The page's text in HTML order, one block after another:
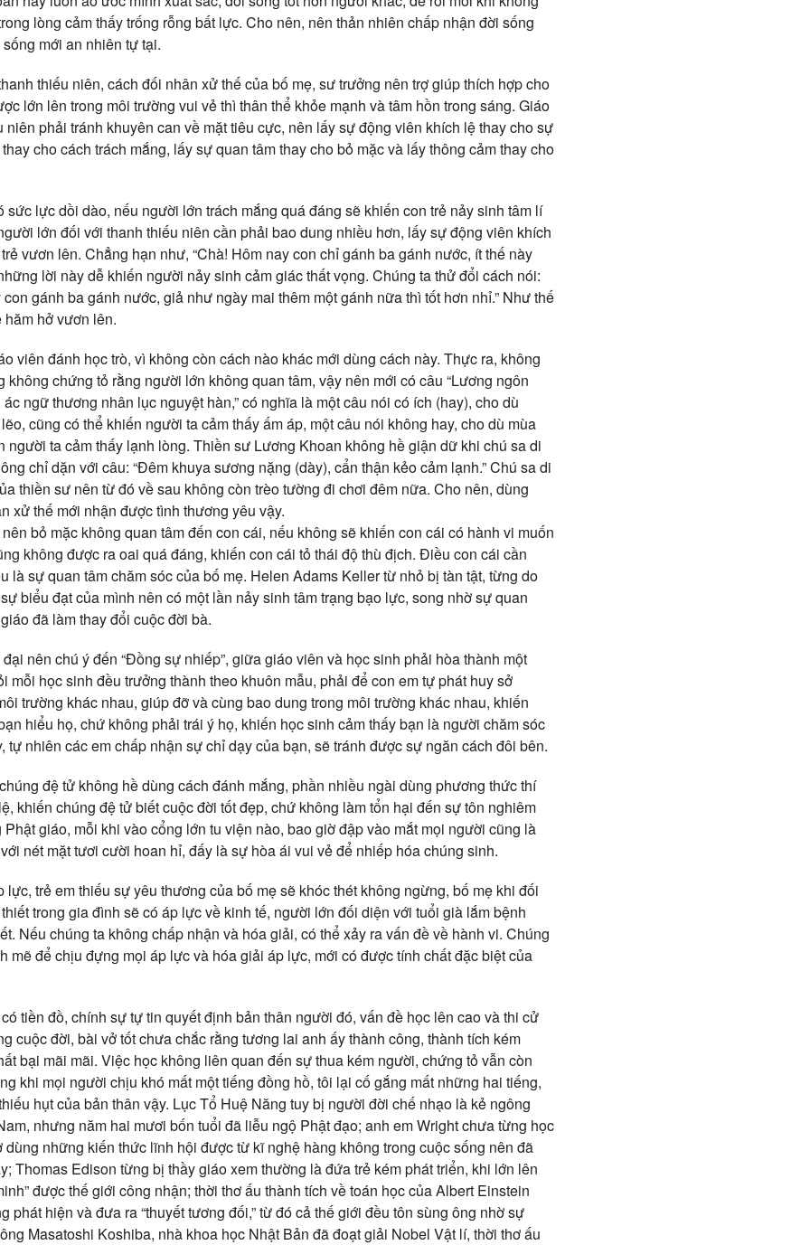
lòng cảm thấy trống rỗng bất lực. Cho nên, nên thản nhiên chấp nhận đời sống
mới an nhiên tự tại.
thiếu niên, cách đối nhân xử thế của bố mẹ, sư trưởng nên trợ giúp thích hợp cho
lớn lên trong môi trường vui vẻ thì thân thể khỏe mạnh và tâm hồn trong sáng. Giáo
niên phải tránh khuyên can về mặt tiêu cực, nên lấy sự động viên khích lệ thay cho sự
cho cách trách mắng, lấy sự quan tâm thay cho bỏ mặc và lấy thông cảm thay cho
sức lực dồi dào, nếu người lớn trách mắng quá đáng sẽ khiến con trẻ nảy sinh tâm lí
lớn đối với thanh thiếu niên cần phải bao dung nhiều hơn, lấy sự động viên khích
vươn lên. Chẳng hạn như, “Chà! Hôm nay con chỉ gánh ba gánh nước, ít thế này
lời này dễ khiến người nảy sinh cảm giác thất vọng. Chúng ta thử đổi cách nói:
con gánh ba gánh nước, giả như ngày mai thêm một gánh nữa thì tốt hơn nhỉ.” Như thế
hở vươn lên.
viên đánh học trò, vì không còn cách nào khác mới dùng cách này. Thực ra, không
không chứng tỏ rằng người lớn không quan tâm, vậy nên mới có câu “Lương ngôn
ngữ thương nhân lục nguyệt hàn,” có nghĩa là một câu nói có ích (hay), cho dù
cũng có thể khiến người ta cảm thấy ấm áp, một câu nói không hay, cho dù mùa
người ta cảm thấy lạnh lòng. Thiền sư Lương Khoan không hề giận dữ khi chú sa di
chỉ dặn với câu: “Đêm khuya sương nặng (dày), cẩn thận kẻo cảm lạnh.” Chú sa di
thiền sư nên từ đó về sau không còn trèo tường đi chơi đêm nữa. Cho nên, dùng
xử thế mới nhận được tình thương yêu vậy.
bỏ mặc không quan tâm đến con cái, nếu không sẽ khiến con cái có hành vi muốn
không được ra oai quá đáng, khiến con cái tỏ thái độ thù địch. Điều con cái cần
là sự quan tâm chăm sóc của bố mẹ. Helen Adams Keller từ nhỏ bị tàn tật, từng do
biểu đạt của mình nên có một lần nảy sinh tâm trạng bạo lực, song nhờ sự quan
đã làm thay đổi cuộc đời bà.
nên chú ý đến “Đồng sự nhiếp”, giữa giáo viên và học sinh phải hòa thành một
mỗi học sinh đều trưởng thành theo khuôn mẫu, phải để con em tự phát huy sở
trường khác nhau, giúp đỡ và cùng bao dung trong môi trường khác nhau, khiến
hiểu họ, chứ không phải trái ý họ, khiến học sinh cảm thấy bạn là người chăm sóc
tự nhiên các em chấp nhận sự chỉ dạy của bạn, sẽ tránh được sự ngăn cách đôi bên.
đệ tử không hề dùng cách đánh mắng, phần nhiều ngài dùng phương thức thí
khiến chúng đệ tử biết cuộc đời tốt đẹp, chứ không làm tổn hại đến sự tôn nghiêm
giáo, mỗi khi vào cổng lớn tu viện nào, bao giờ đập vào mắt mọi người cũng là
nét mặt tươi cười hoan hỉ, đấy là sự hòa ái vui vẻ để nhiếp hóa chúng sinh.
trẻ em thiếu sự yêu thương của bố mẹ sẽ khóc thét không ngừng, bố mẹ khi đối
trong gia đình sẽ có áp lực về kinh tế, người lớn đối diện với tuổi già lắm bệnh
Nếu chúng ta không chấp nhận và hóa giải, có thể xảy ra vấn đề về hành vi. Chúng
mẽ để chịu đựng mọi áp lực và hóa giải áp lực, mới có được tính chất đặc biệt của
tiền đồ, chính sự tự tin quyết định bản thân người đó, vấn đề học lên cao và thi cử
cuộc đời, bài vở tốt chưa chắc rằng tương lai anh ấy thành công, thành tích kém
bại mãi mãi. Việc học không liên quan đến sự thua kém người, chứng tỏ vẫn còn
khi mọi người chịu khó mất một tiếng đồng hồ, tôi lại cố gắng mất những hai tiếng,
hụt của bản thân vậy. Lục Tổ Huệ Năng tuy bị người đời chế nhạo là kẻ ngông
nhưng năm hai mươi bốn tuổi đã liễu ngộ Phật đạo; anh em Wright chưa từng học
những kiến thức lĩnh hội được từ kĩ nghệ hàng không trong cuộc sống nên đã
Thomas Edison từng bị thầy giáo xem thường là đứa trẻ kém phát triển, khi lớn lên
được thế giới công nhận; thời thơ ấu thành tích về toán học của Albert Einstein
phát hiện và đưa ra “thuyết tương đối,” từ đó cả thế giới đều tôn sùng ông nhờ sự
Masatoshi Koshiba, nhà khoa học Nhật Bản đã đoạt giải Nobel Vật lí, thời thơ ấu